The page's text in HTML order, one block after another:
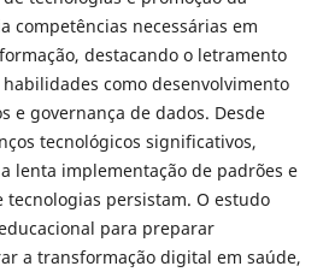
competências necessárias em
destacando o letramento
como desenvolvimento
e governança de dados. Desde
tecnológicos significativos,
lenta implementação de padrões e
tecnologias persistam. O estudo
para preparar
a transformação digital em saúde,